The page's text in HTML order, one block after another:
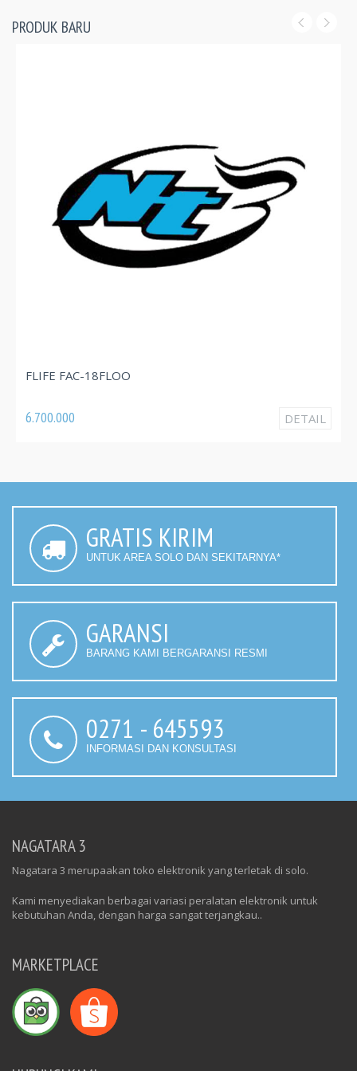
PRODUK BARU
FLIFE FAC-18FLOO
6.700.000 DETAIL
GRATIS KIRIM
UNTUK AREA SOLO DAN SEKITARNYA*
GARANSI
BARANG KAMI BERGARANSI RESMI
0271 - 645593
INFORMASI DAN KONSULTASI
NAGATARA 3
Nagatara 3 merupaakan toko elektronik yang terletak di solo.
Kami menyediakan berbagai variasi peralatan elektronik untuk
kebutuhan Anda, dengan harga sangat terjangkau..
MARKETPLACE